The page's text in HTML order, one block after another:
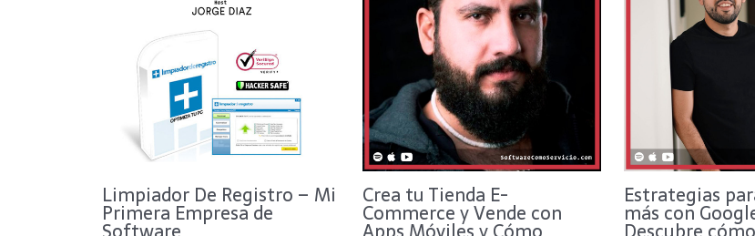
Limpiador De Registro – Mi
Primera Empresa de
Crea tu Tienda E-
Commerce y Vende con
Estrategias
más con